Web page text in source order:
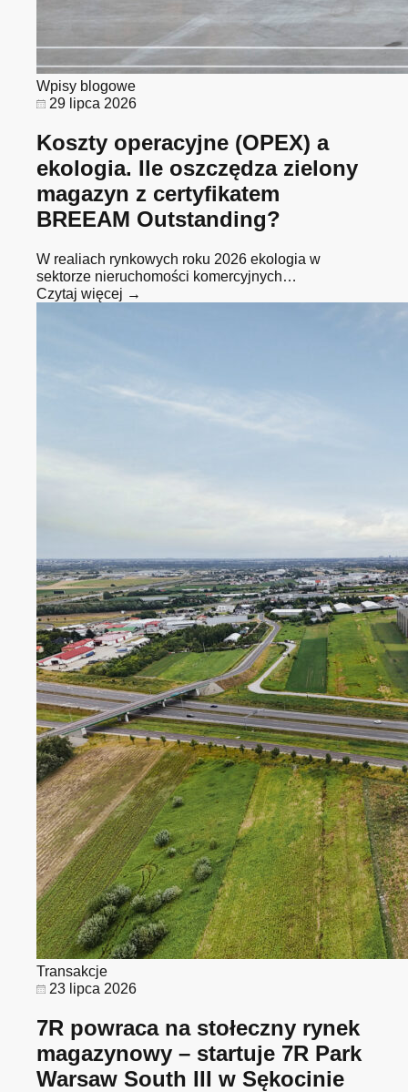
Wpisy blogowe
29 lipca 2026
Koszty operacyjne (OPEX) a
ekologia. Ile oszczędza zielony
magazyn z certyfikatem
BREEAM Outstanding?
W realiach rynkowych roku 2026 ekologia w
sektorze nieruchomości komercyjnych…
Czytaj więcej →
Transakcje
23 lipca 2026
7R powraca na stołeczny rynek
magazynowy – startuje 7R Park
Warsaw South III w Sękocinie